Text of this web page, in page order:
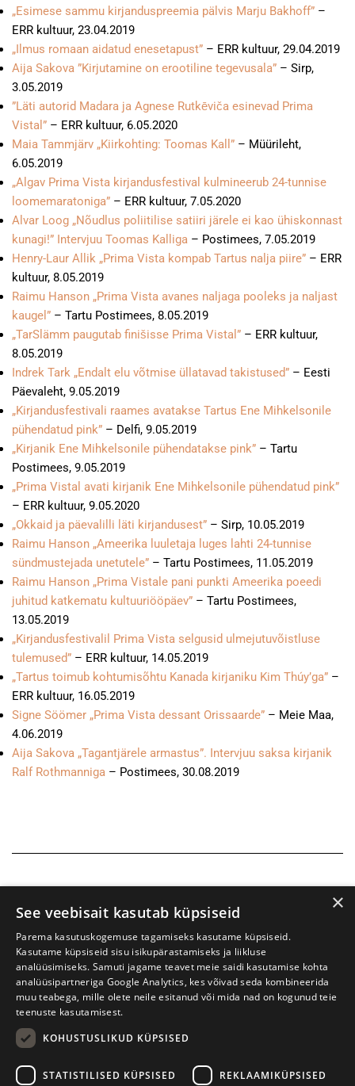
„Esimese sammu kirjanduspreemia pälvis Marju Bakhoff” –
ERR kultuur, 23.04.2019
„Ilmus romaan aidatud enesetapust” – ERR kultuur, 29.04.2019
Aija Sakova ”Kirjutamine on erootiline tegevusala” – Sirp,
3.05.2019
”Läti autorid Madara ja Agnese Rutkēviča esinevad Prima
Vistal” – ERR kultuur, 6.05.2020
Maia Tammjärv „Kiirkohting: Toomas Kall” – Müürileht,
6.05.2019
„Algav Prima Vista kirjandusfestival kulmineerub 24-tunnise
loomemaratoniga” – ERR kultuur, 7.05.2020
Alvar Loog „Nõudlus poliitilise satiiri järele ei kao ühiskonnast
kunagi!” Intervjuu Toomas Kalliga – Postimees, 7.05.2019
Henry-Laur Allik „Prima Vista kompab Tartus nalja piire” – ERR
kultuur, 8.05.2019
Raimu Hanson „Prima Vista avanes naljaga pooleks ja naljast
kaugel” – Tartu Postimees, 8.05.2019
„TarSlämm paugutab finišisse Prima Vistal” – ERR kultuur,
8.05.2019
Indrek Tark „Endalt elu võtmise üllatavad takistused” – Eesti
Päevaleht, 9.05.2019
„Kirjandusfestivali raames avatakse Tartus Ene Mihkelsonile
pühendatud pink” – Delfi, 9.05.2019
„Kirjanik Ene Mihkelsonile pühendatakse pink” – Tartu
Postimees, 9.05.2019
„Prima Vistal avati kirjanik Ene Mihkelsonile pühendatud pink”
– ERR kultuur, 9.05.2020
„Okkaid ja päevalilli läti kirjandusest” – Sirp, 10.05.2019
Raimu Hanson „Ameerika luuletaja luges lahti 24-tunnise
sündmustejada unetutele” – Tartu Postimees, 11.05.2019
Raimu Hanson „Prima Vistale pani punkti Ameerika poeedi
juhitud katkematu kultuuriööpäev” – Tartu Postimees,
13.05.2019
„Kirjandusfestivalil Prima Vista selgusid ulmejutuvõistluse
tulemused” – ERR kultuur, 14.05.2019
„Tartus toimub kohtumisõhtu Kanada kirjaniku Kim Thúy’ga” –
ERR kultuur, 16.05.2019
Signe Söömer „Prima Vista dessant Orissaarde” – Meie Maa,
4.06.2019
Aija Sakova „Tagantjärele armastus”. Intervjuu saksa kirjanik
Ralf Rothmanniga – Postimees, 30.08.2019
Prima Vista kirjandusfestival
×
See veebisait kasutab küpsiseid
Parema kasutuskogemuse tagamiseks kasutame küpsiseid.
Kasutame küpsiseid sisu isikupärastamiseks ja liikluse
analüüsimiseks. Samuti jagame teavet meie saidi kasutamise kohta
analüüsipartneriga Google Analytics, kes võivad seda kombineerida
muu teabega, mille olete neile esitanud või mida nad on kogunud teie
teenuste kasutamisest.
KOHUSTUSLIKUD KÜPSISED
STATISTILISED KÜPSISED REKLAAMIKÜPSISED